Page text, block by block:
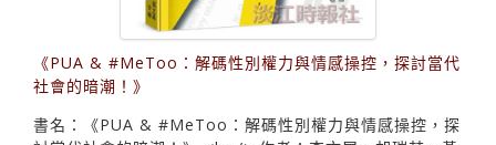
《PUA & #MeToo：解碼性別權力與情感操控，探討當代
社會的暗潮！》
書名：《PUA & #MeToo：解碼性別權力與情感操控，探